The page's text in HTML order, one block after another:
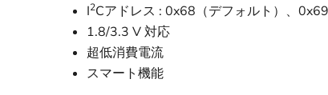
I2Cアドレス : 0x68（デフォルト）、0x69
1.8/3.3 V 対応
超低消費電流
スマート機能